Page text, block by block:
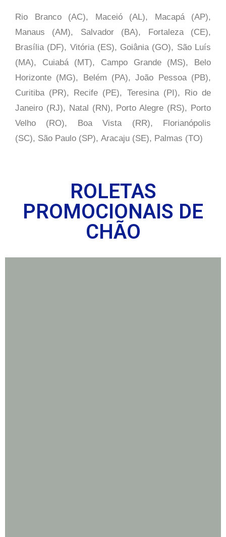
Rio Branco (AC), Maceió (AL), Macapá (AP),
Manaus (AM), Salvador (BA), Fortaleza (CE),
Brasília (DF), Vitória (ES), Goiânia (GO), São Luís
(MA), Cuiabá (MT), Campo Grande (MS), Belo
Horizonte (MG), Belém (PA), João Pessoa (PB),
Curitiba (PR), Recife (PE), Teresina (PI), Rio de
Janeiro (RJ), Natal (RN), Porto Alegre (RS), Porto
Velho (RO), Boa Vista (RR), Florianópolis
(SC), São Paulo (SP), Aracaju (SE), Palmas (TO)
ROLETAS
PROMOCIONAIS DE
CHÃO